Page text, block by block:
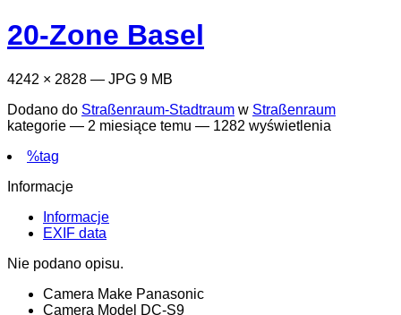
20-Zone Basel
4242 × 2828 — JPG 9 MB
Dodano do Straßenraum-Stadtraum w Straßenraum
kategorie — 2 miesiące temu — 1282 wyświetlenia
%tag
Informacje
Informacje
EXIF data
Nie podano opisu.
Camera Make Panasonic
Camera Model DC-S9